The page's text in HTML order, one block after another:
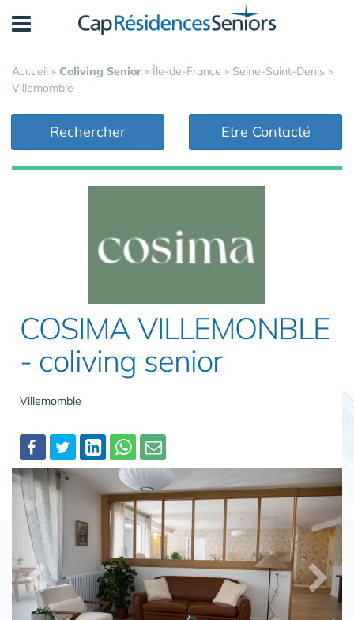
Accueil » Coliving Senior » Île-de-France » Seine-Saint-Denis »
Villemomble
Rechercher Etre Contacté
COSIMA VILLEMONBLE
- coliving senior
Villemomble
Partager